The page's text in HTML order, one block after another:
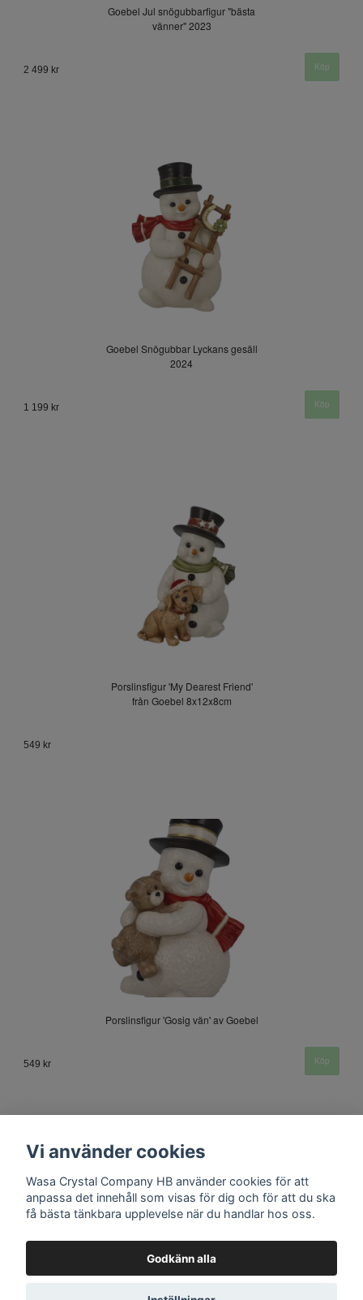
Goebel Jul snögubbarfigur "bästa
vänner" 2023
2 499 kr
Goebel Snögubbar Lyckans gesäll
2024
1 199 kr
Porslinsfigur 'My Dearest Friend'
från Goebel 8x12x8cm
549 kr
Porslinsfigur 'Gosig vän' av Goebel
549 kr
Kontakt
Vi använder cookies
Wasa Crystal Company HB använder cookies för att
anpassa det innehåll som visas för dig och för att du ska
få bästa tänkbara upplevelse när du handlar hos oss.
Godkänn alla